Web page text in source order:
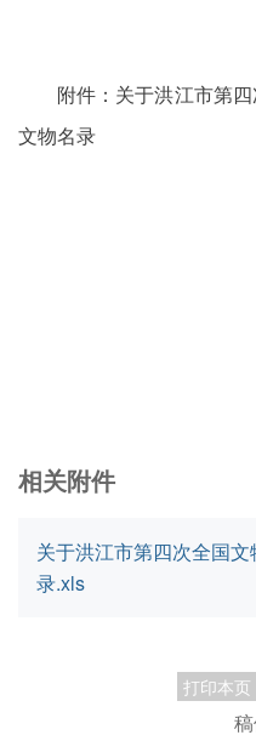
附件：关于洪江市第
文物名录
相关附件
关于洪江市第四次全国
录.xls
打印本页